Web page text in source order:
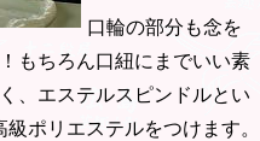
口輪の部分も念を
もちろん口紐にまでいい素
、エステルスピンドルとい
ポリエステルをつけます。